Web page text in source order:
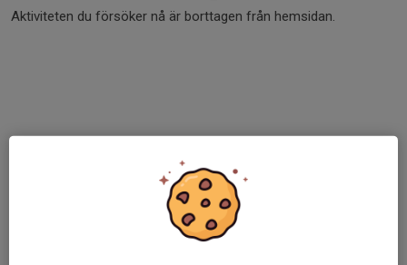
Aktiviteten du försöker nå är borttagen från hemsidan.